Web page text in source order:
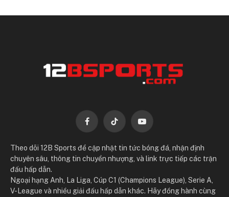
FacebookTikTok YouTube
Theo dõi 12B Sports để cập nhật tin tức bóng đá, nhận định
chuyên sâu, thông tin chuyển nhượng, và link trực tiếp các trận
đấu hấp dẫn.
Ngoại hạng Anh, La Liga, Cúp C1 (Champions League), Serie A,
V-League và nhiều giải đấu hấp dẫn khác. Hãy đồng hành cùng